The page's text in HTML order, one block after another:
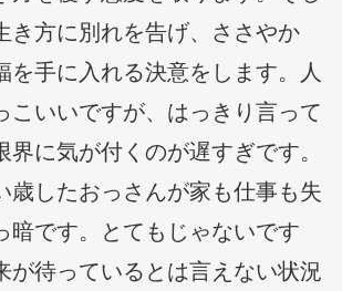
き方に別れを告げ、ささやか
を手に入れる決意をします。人
こいいですが、はっきり言って
界に気が付くのが遅すぎです。
歳したおっさんが家も仕事も失
暗です。とてもじゃないです
が待っているとは言えない状況